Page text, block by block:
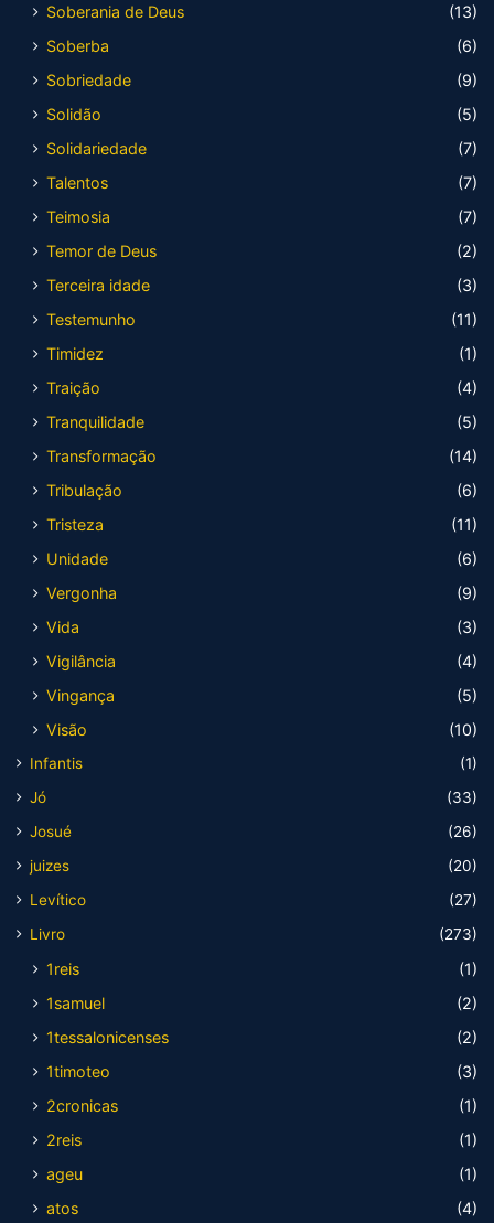
Soberania de Deus
(13)
Soberba
(6)
Sobriedade
(9)
Solidão
(5)
Solidariedade
(7)
Talentos
(7)
Teimosia
(7)
Temor de Deus
(2)
Terceira idade
(3)
Testemunho
(11)
Timidez
(1)
Traição
(4)
Tranquilidade
(5)
Transformação
(14)
Tribulação
(6)
Tristeza
(11)
Unidade
(6)
Vergonha
(9)
Vida
(3)
Vigilância
(4)
Vingança
(5)
Visão
(10)
Infantis
(1)
Jó
(33)
Josué
(26)
juizes
(20)
Levítico
(27)
Livro
(273)
1reis
(1)
1samuel
(2)
1tessalonicenses
(2)
1timoteo
(3)
2cronicas
(1)
2reis
(1)
ageu
(1)
atos
(4)